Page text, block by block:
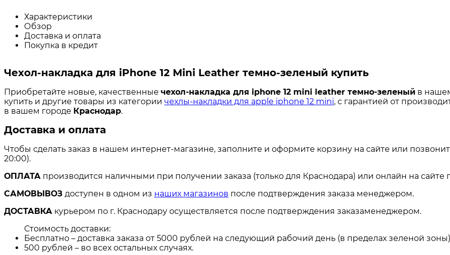
Характеристики
Обзор
Доставка и оплата
Покупка в кредит
Чехол-накладка для iPhone 12 Mini Leather темно-зеленый купить
Приобретайте новые, качественные чехол-накладка для iphone 12 mini leather темно-зеленый в
купить и другие товары из категории чехлы-накладки для apple iphone 12 mini, с гарантией от
в вашем городе Краснодар.
Доставка и оплата
Чтобы сделать заказ в нашем интернет-магазине, заполните и оформите корзину на сайте или
20:00).
ОПЛАТА производится наличными при получении заказа (только для Краснодара) или онлайн на
САМОВЫВОЗ доступен в одном из наших магазинов после подтверждения заказа менеджером.
ДОСТАВКА курьером по г. Краснодару осуществляется после подтверждения заказаменеджером.
Стоимость доставки:
Бесплатно – доставка заказа от 5000 рублей на следующий рабочий день (в пределах зеленой
500 рублей – во всех остальных случаях.